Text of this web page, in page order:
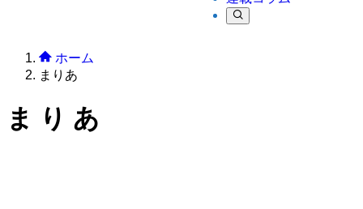
ホーム
まりあ
まりあ